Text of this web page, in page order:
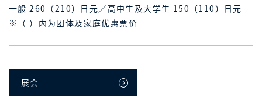
一般 260（210）日元／高中生及大学生 150（110）日元
※（ ）内为团体及家庭优惠票价
展会